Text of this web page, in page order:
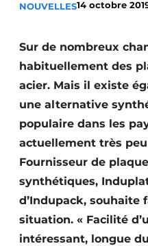
Construction bois
Contrôle d’accès
Éclairage
Fondations
Façades
NOUVELLES14 octobre
Sur de nombreux
habituellement des
acier. Mais il existe
une alternative
populaire dans les
actuellement très
Fournisseur de
synthétiques,
d’Indupack, souhaite
situation. « Facilité
intéressant, longue